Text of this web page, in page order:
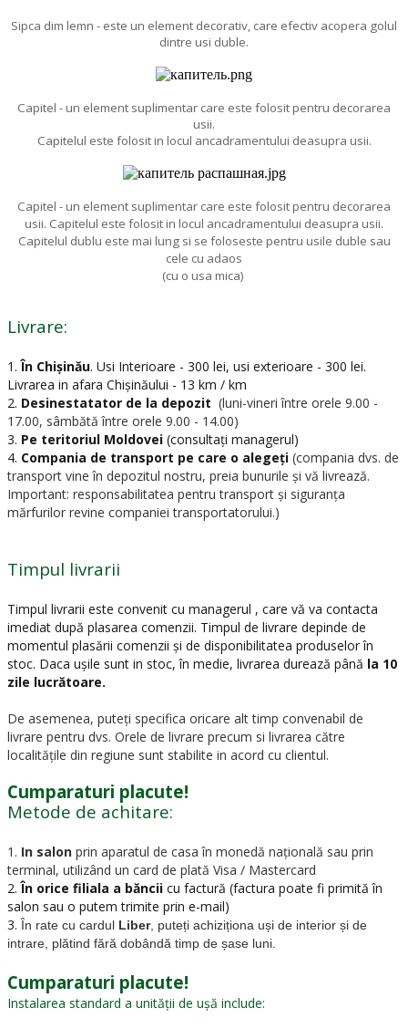
Sipca dim lemn - este un element decorativ, care efectiv acopera golul
dintre usi duble.
Capitel - un element suplimentar care este folosit pentru decorarea
usii.
Capitelul este folosit in locul ancadramentului deasupra usii.
Capitel - un element suplimentar care este folosit pentru decorarea
usii. Capitelul este folosit in locul ancadramentului deasupra usii.
Capitelul dublu este mai lung si se foloseste pentru usile duble sau
cele cu adaos
(cu o usa mica)
Livrare:
1. În Chișinău. Usi Interioare - 300 lei, usi exterioare - 300 lei.
Livrarea in afara Chișinăului - 13 km / km
2. Desinestatator de la depozit (luni-vineri între orele 9.00 -
17.00, sâmbătă între orele 9.00 - 14.00)
3. Pe teritoriul Moldovei (consultați managerul)
4. Compania de transport pe care o alegeți (compania dvs. de
transport vine în depozitul nostru, preia bunurile și vă livrează.
Important: responsabilitatea pentru transport și siguranța
mărfurilor revine companiei transportatorului.)
Timpul livrarii
Timpul livrarii este convenit cu managerul , care vă va contacta
imediat după plasarea comenzii. Timpul de livrare depinde de
momentul plasării comenzii și de disponibilitatea produselor în
stoc. Daca ușile sunt in stoc, în medie, livrarea durează până la 10
zile lucrătoare.
De asemenea, puteți specifica oricare alt timp convenabil de
livrare pentru dvs. Orele de livrare precum si livrarea către
localitățile din regiune sunt stabilite in acord cu clientul.
Cumparaturi placute!
Metode de achitare:
1. In salon prin aparatul de casa în monedă națională sau prin
terminal, utilizând un card de plată Visa / Mastercard
2.În orice filiala a băncii cu factură (factura poate fi primită în
salon sau o putem trimite prin e-mail)
3. În rate cu cardul Liber, puteți achiziționa uși de interior și de
intrare, plătind fără dobândă timp de șase luni.
Cumparaturi placute!
Instalarea standard a unității de ușă include: